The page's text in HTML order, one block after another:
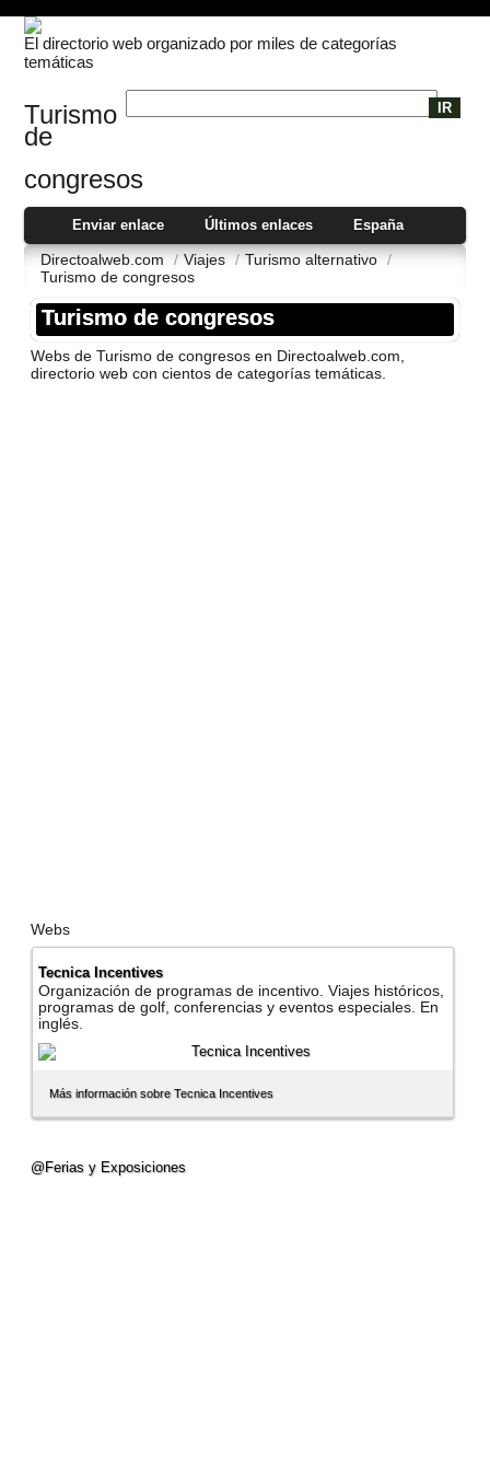
El directorio web organizado por miles de categorías
temáticas
Turismo
de
congresos
Enviar enlace Últimos enlaces España
Directoalweb.com / Viajes / Turismo alternativo /
Turismo de congresos
Turismo de congresos
Webs de Turismo de congresos en Directoalweb.com,
directorio web con cientos de categorí­as temáticas.
Webs
Tecnica Incentives
Organización de programas de incentivo. Viajes históricos,
programas de golf, conferencias y eventos especiales. En
inglés.
Más información sobre Tecnica Incentives
@Ferias y Exposiciones